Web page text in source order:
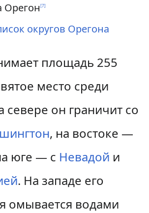
Орегон[7]
округов Орегона
площадь 255
место среди
севере он граничит со
, на востоке —
юге — с Невадой и
. На западе его
омывается водами